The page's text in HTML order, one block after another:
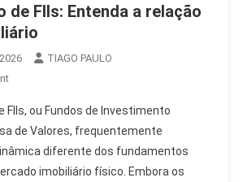
de FIIs: Entenda a relação
TIAGO PAULO
On
De
FIIs:
Entenda
A
FIIs, ou Fundos de Investimento
de Valores, frequentemente
diferente dos fundamentos
imobiliário físico. Embora os